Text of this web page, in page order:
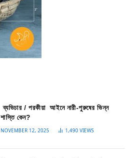
ব্যভিচার / পরকীয়া আইনে নারী-পুরুষের ভিন্ন
শাস্তি কেন?
NOVEMBER 12, 2025 1,490 VIEWS